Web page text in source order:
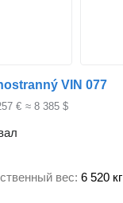
VIN 077
€ ≈ 8 385 $
вес 6 520 кг